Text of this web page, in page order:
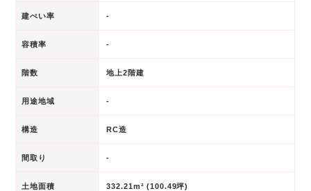
建ぺい率 -
容積率 -
階数 地上2階建
用途地域 -
構造 RC造
間取り -
土地面積 332.21m² (100.49坪)